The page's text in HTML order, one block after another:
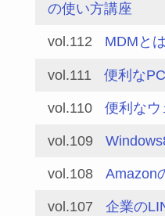
の使い方講座
vol.112 MDMと
vol.111 便利な
vol.110 便利なウ
vol.109
vol.108 Amazon
vol.107 企業の